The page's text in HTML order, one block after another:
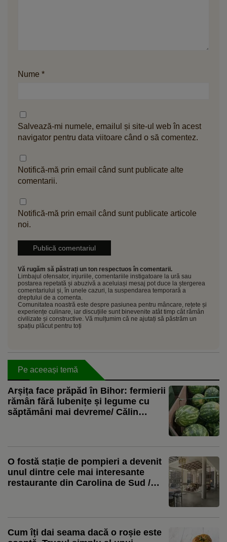
Nume *
Salvează-mi numele, emailul și site-ul web în acest
navigator pentru data viitoare când o să comentez.
Notifică-mă prin email când sunt publicate alte
comentarii.
Notifică-mă prin email când sunt publicate articole
noi.
Vă rugăm să păstrați un ton respectuos în comentarii.
Limbajul ofensator, injuriile, comentariile instigatoare la ură sau
postarea repetată și abuzivă a aceluiași mesaj pot duce la ștergerea
comentariului și, în unele cazuri, la suspendarea temporară a
dreptului de a comenta.
Comunitatea noastră este despre pasiunea pentru mâncare, rețete și
experiențe culinare, iar discuțiile sunt binevenite atât timp cât rămân
civilizate și constructive. Vă mulțumim că ne ajutați să păstrăm un
spațiu plăcut pentru toți
Pe aceeași temă
Arșița face prăpăd în Bihor: fermierii
rămân fără lubenițe și legume cu
săptămâni mai devreme/ Călin
O fostă stație de pompieri a devenit
unul dintre cele mai interesante
restaurante din Carolina de Sud /
Cum îți dai seama dacă o roșie este